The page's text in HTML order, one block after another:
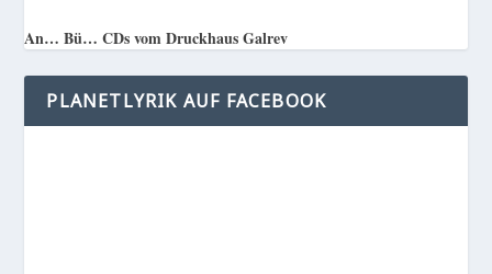
An… Bü… CDs vom Druckhaus Galrev
PLANETLYRIK AUF FACEBOOK